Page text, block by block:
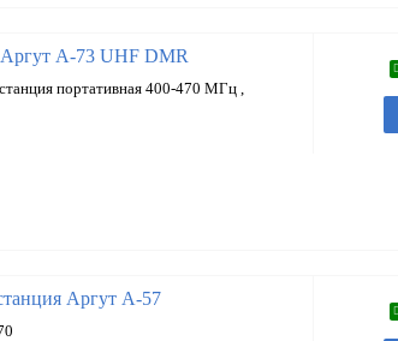
А-73 UHF DMR
портативная 400-470 МГц ,
Аргут А-57